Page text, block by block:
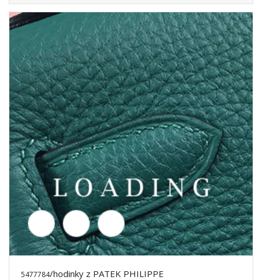
5477786 /hodinky z PATEK PHILIPPE
Cena poptávka